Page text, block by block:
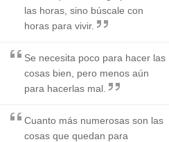
las horas, sino búscale con
horas para vivir.
Se necesita poco para hacer las
cosas bien, pero menos aún
para hacerlas mal.
Cuanto más numerosas son las
cosas que quedan para